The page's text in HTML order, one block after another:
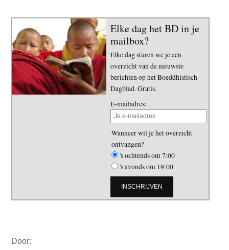
Elke dag het BD in je
mailbox?
Elke dag sturen we je een
overzicht van de nieuwste
berichten op het Boeddhistisch
Dagblad. Gratis.
E-mailadres:
Wanneer wil je het overzicht
ontvangen?
's ochtends om 7:00
's avonds om 19:00
Sidebar
Door: